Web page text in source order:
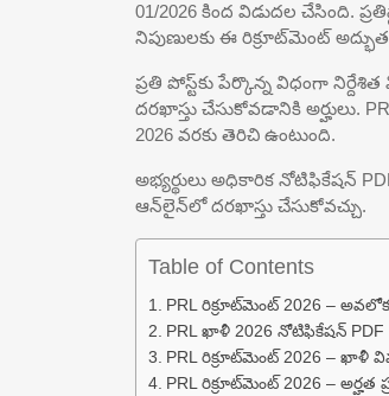
01/2026 కింద విడుదల చేసింది.
నిపుణులకు ఈ రిక్రూట్‌మెంట్
ప్రతి పోస్ట్‌కు పేర్కొన్న విధంగా
దరఖాస్తు చేసుకోవడానికి అర్హులు.
2026 వరకు తెరిచి ఉంటుంది.
అభ్యర్థులు అధికారిక నోటిఫికేషన్
ఆన్‌లైన్‌లో దరఖాస్తు చేసుకోవచ్చు.
Table of Contents
PRL రిక్రూట్‌మెంట్ 2026 –
PRL ఖాళీ 2026 నోటిఫికేషన్ PDF
PRL రిక్రూట్‌మెంట్ 2026 – ఖాళీ
PRL రిక్రూట్‌మెంట్ 2026 –